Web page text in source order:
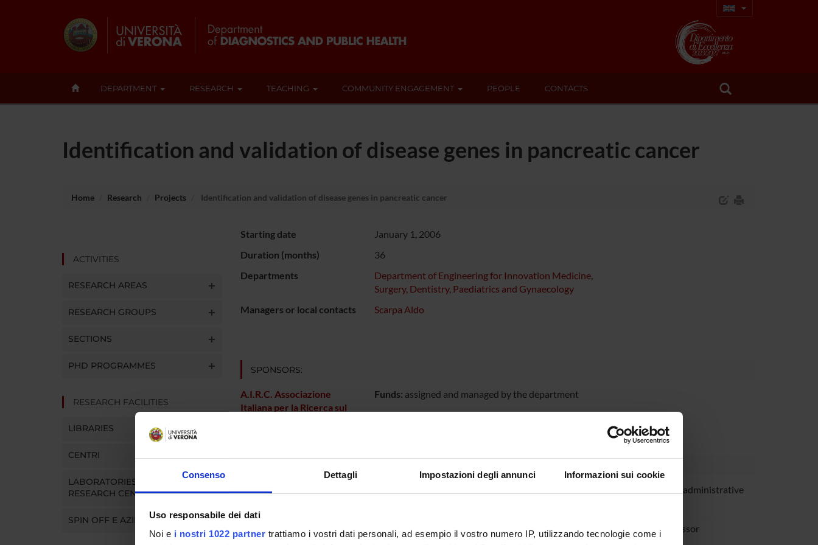
Consenso Dettagli Impostazioni degli annunci Informazioni sui cookie
Uso responsabile dei dati
Noi e i nostri 1022 partner trattiamo i vostri dati personali, ad esempio il vostro numero IP, utilizzando tecnologie come i
DEPARTMENT RESEARCH TEACHING COMMUNITY ENGAGEMENT PEOPLE CONTACTS
Identification and validation of disease genes in pancreatic cancer
Home Research Projects Identification and validation of disease genes in pancreatic cancer
ACTIVITIES
RESEARCH AREAS
RESEARCH GROUPS
SECTIONS
PHD PROGRAMMES
RESEARCH FACILITIES
LIBRARIES
CENTRI
LABORATORIES AND
RESEARCH CENTRES
SPIN OFF E AZIENDE
Starting date
January 1, 2006
Duration (months)
36
Departments
Department of Engineering for Innovation Medicine,
Surgery, Dentistry, Paediatrics and Gynaecology
Managers or local contacts
Scarpa Aldo
SPONSORS:
A.I.R.C. Associazione
Italiana per la Ricerca sul
Funds: assigned and managed by the department
Stefano Barbi
Claudio Bassi
Technical-administrative
Aldo Scarpa Full Professor